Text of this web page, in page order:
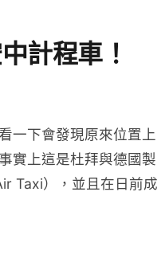
計程車！
一下會發現原來位置上
實上這是杜拜與德國製
Taxi），並且在日前成